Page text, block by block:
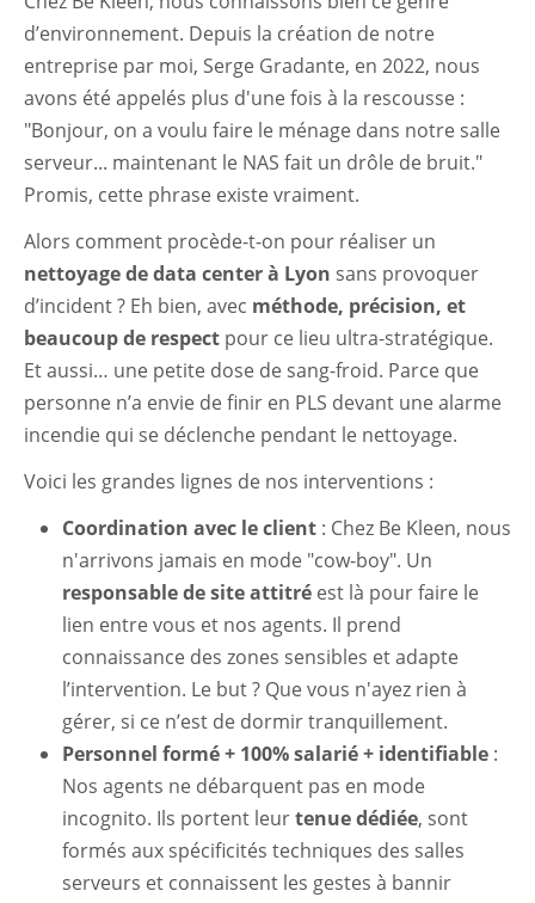
d’environnement. Depuis la création de notre
entreprise par moi, Serge Gradante, en 2022, nous
avons été appelés plus d'une fois à la rescousse :
"Bonjour, on a voulu faire le ménage dans notre salle
serveur... maintenant le NAS fait un drôle de bruit."
Promis, cette phrase existe vraiment.
Alors comment procède-t-on pour réaliser un
nettoyage de data center à Lyon sans provoquer
d’incident ? Eh bien, avec méthode, précision, et
beaucoup de respect pour ce lieu ultra-stratégique.
Et aussi… une petite dose de sang-froid. Parce que
personne n’a envie de finir en PLS devant une alarme
incendie qui se déclenche pendant le nettoyage.
Voici les grandes lignes de nos interventions :
Coordination avec le client : Chez Be Kleen, nous
n'arrivons jamais en mode "cow-boy". Un
responsable de site attitré est là pour faire le
lien entre vous et nos agents. Il prend
connaissance des zones sensibles et adapte
l’intervention. Le but ? Que vous n'ayez rien à
gérer, si ce n’est de dormir tranquillement.
Personnel formé + 100% salarié + identifiable :
Nos agents ne débarquent pas en mode
incognito. Ils portent leurtenue dédiée, sont
formés aux spécificités techniques des salles
serveurs et connaissent les gestes à bannir
Entretien Prestige
Démarche RSE
Contact